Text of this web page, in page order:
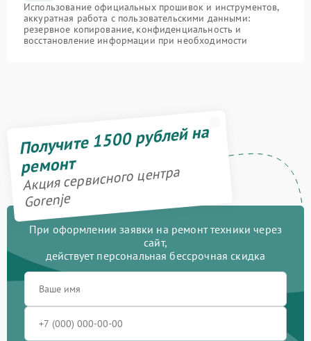
Использование официальных прошивок и инструментов,
аккуратная работа с пользовательскими данными:
резервное копирование, конфиденциальность и
восстановление информации при необходимости
Получите 1500 рублей на
ремонт
Акция сервисного центра
Gorenje
При оформлении заявки на ремонт техники через
сайт,
действует персональная бессрочная скидка